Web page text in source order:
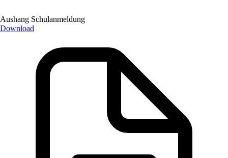
Aushang Schulanmeldung
Download